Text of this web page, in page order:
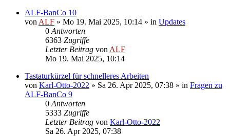
ALF-BanCo 10
von ALF » Mo 19. Mai 2025, 10:14 » in Updates
0 Antworten
6363 Zugriffe
Letzter Beitrag von ALF
Mo 19. Mai 2025, 10:14
Tastaturkürzel für schnelleres Arbeiten
von Karl-Otto-2022 » Sa 26. Apr 2025, 07:38 » in Fragen zu
ALF-BanCo 9
0 Antworten
5333 Zugriffe
Letzter Beitrag von Karl-Otto-2022
Sa 26. Apr 2025, 07:38